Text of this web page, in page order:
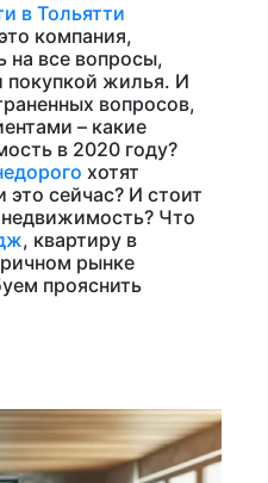
в Тольятти
компания,
на все вопросы,
покупкой жилья. И
вопросов,
– какие
в 2020 году?
хотят
сейчас? И стоит
Что
, квартиру в
рынке
прояснить